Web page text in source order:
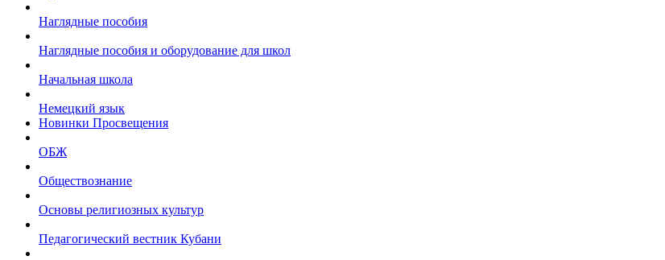
Наглядные пособия
Наглядные пособия и оборудование для школ
Начальная школа
Немецкий язык
Новинки Просвещения
ОБЖ
Обществознание
Основы религиозных культур
Педагогический вестник Кубани